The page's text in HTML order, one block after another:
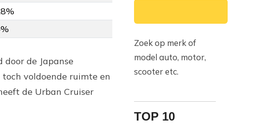
de Japanse
voldoende ruimte en
de Urban Cruiser
Zoek op merk of
model auto, motor,
scooter etc.
TOP 10